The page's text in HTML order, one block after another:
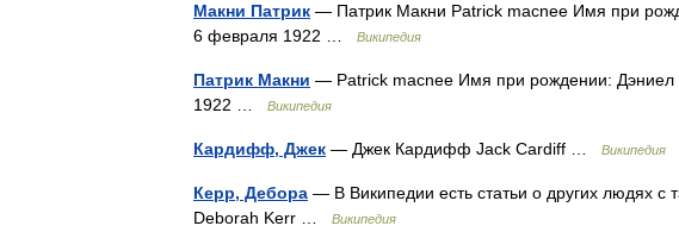
Макни Патрик — Патрик Макни Patrick macnee Имя при
6 февраля 1922 …
Википедия
Патрик Макни — Patrick macnee Имя при рождении:
1922 …
Википедия
Кардифф, Джек — Джек Кардифф Jack Cardiff … Википедия
Керр, Дебора — В Википедии есть статьи о других людях
Deborah Kerr …
Википедия